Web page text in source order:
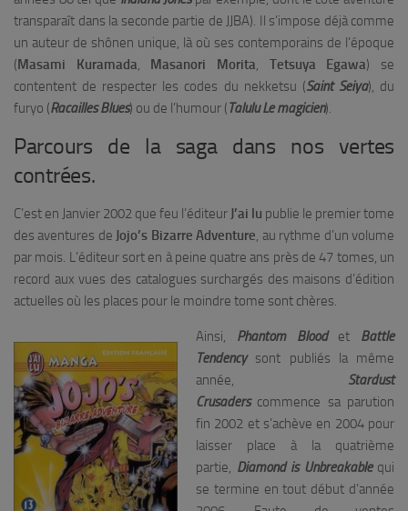
transparaît dans la seconde partie de JJBA). Il s’impose déjà comme
un auteur de shônen unique, là où ses contemporains de l’époque
(Masami Kuramada, Masanori Morita, Tetsuya Egawa) se
contentent de respecter les codes du nekketsu (Saint Seiya), du
furyo (Racailles Blues) ou de l’humour (Talulu Le magicien).
Parcours de la saga dans nos vertes
contrées.
C’est en Janvier 2002 que feu l’éditeur J’ai lu publie le premier tome
des aventures de Jojo’s Bizarre Adventure, au rythme d’un volume
par mois. L’éditeur sort en à peine quatre ans près de 47 tomes, un
record aux vues des catalogues surchargés des maisons d’édition
actuelles où les places pour le moindre tome sont chères.
Ainsi, Phantom Bloodet Battle
Tendencysont publiés la même
année, Stardust
Crusaderscommence sa parution
fin 2002 et s’achève en 2004 pour
laisser place à la quatrième
partie, Diamond is Unbreakablequi
se termine en tout début d’année